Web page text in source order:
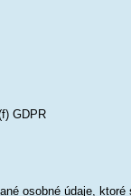
GDPR
osobné údaje, ktoré